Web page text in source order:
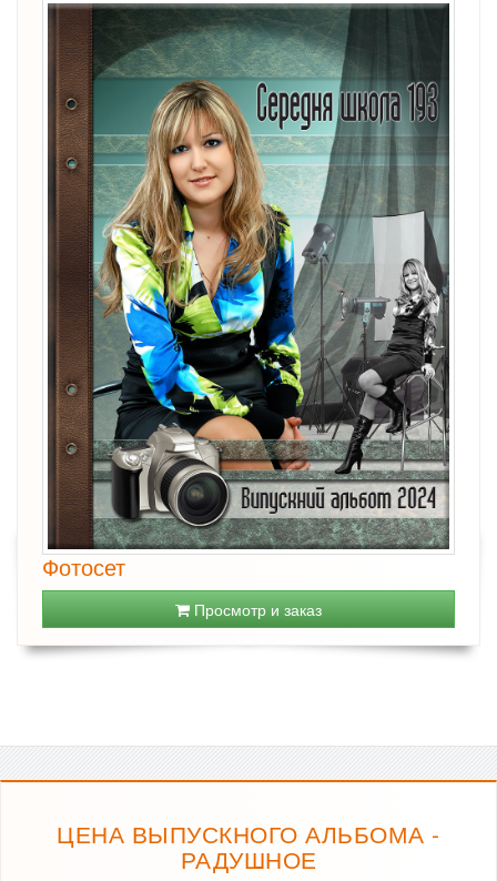
Фотосет
Просмотр и заказ
ЦЕНА ВЫПУСКНОГО АЛЬБОМА -
РАДУШНОЕ